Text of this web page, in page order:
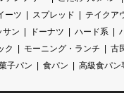
ーツ スプレッド
テイクア
サン
ドーナツ ハード系
ク モーニング・ランチ
古
子パン 食パン 高級食パン